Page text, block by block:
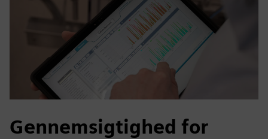
Gennemsigtighed for